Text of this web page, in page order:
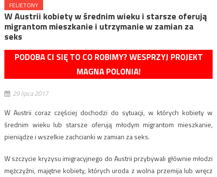
FELIETONY
W Austrii kobiety w średnim wieku i starsze oferują
migrantom mieszkanie i utrzymanie w zamian za
seks
PODOBA CI SIĘ TO CO ROBIMY? WESPRZYJ PROJEKT
MAGNA POLONIA!
29 lipca 2017
W Austrii coraz częściej dochodzi do sytuacji, w których kobiety w
średnim wieku lub starsze oferują młodym migrantom mieszkanie,
pieniądze i wszelkie zachcianki w zamian za seks.
W szczycie kryzysu imigracyjnego do Austrii przybywali głównie młodzi
mężczyźni, majętne kobiety, których uroda z wolna przemija lub wręcz